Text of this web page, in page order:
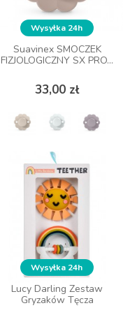
Wysyłka 24h
Suavinex SMOCZEK
FIZJOLOGICZNY SX PRO...
33,00 zł
Cena
ZOBACZ WIĘCEJ
Wysyłka 24h
Suavinex SMOCZEK
FIZJOLOGICZNY SX PRO...
33,00 zł
Cena
Wysyłka 24h
Lucy Darling Zestaw
Gryzaków Tęcza
Wysyłka 24h
Lucy Darling Zestaw
Gryzaków Tęcza